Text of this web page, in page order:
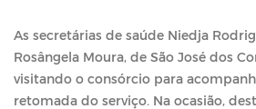
As secretárias de saúde Niedja
Rosângela Moura, de São José dos
visitando o consórcio para
retomada do serviço. Na ocasião,